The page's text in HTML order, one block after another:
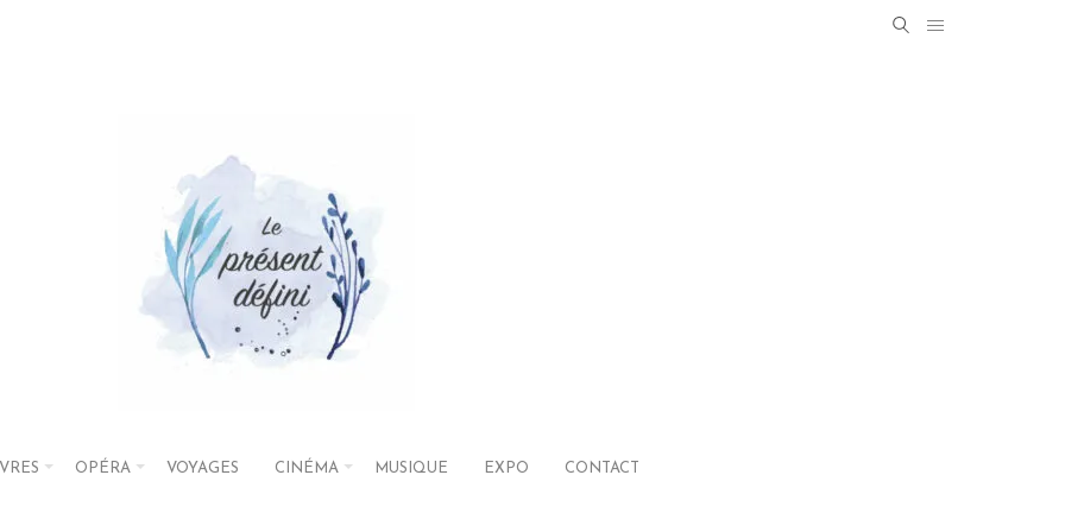
OPÉRA VOYAGES CINÉMA MUSIQUE EXPO CONTACT